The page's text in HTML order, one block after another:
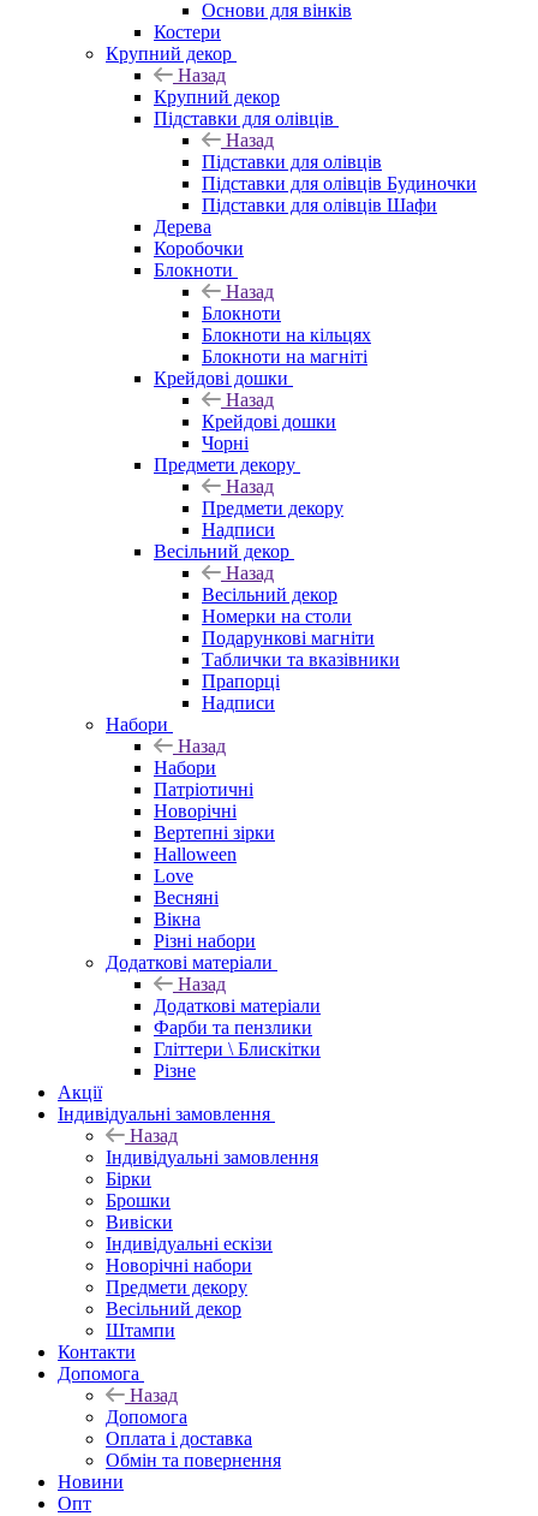
Основи для вінків
Костери
Крупний декор
Назад
Крупний декор
Підставки для олівців
Назад
Підставки для олівців
Підставки для олівців Будиночки
Підставки для олівців Шафи
Дерева
Коробочки
Блокноти
Назад
Блокноти
Блокноти на кільцях
Блокноти на магніті
Крейдові дошки
Назад
Крейдові дошки
Чорні
Предмети декору
Назад
Предмети декору
Надписи
Весільний декор
Назад
Весільний декор
Номерки на столи
Подарункові магніти
Таблички та вказівники
Прапорці
Надписи
Набори
Назад
Набори
Патріотичні
Новорічні
Вертепні зірки
Halloween
Love
Весняні
Вікна
Різні набори
Додаткові матеріали
Назад
Додаткові матеріали
Фарби та пензлики
Гліттери \ Блискітки
Різне
Акції
Індивідуальні замовлення
Назад
Індивідуальні замовлення
Бірки
Брошки
Вивіски
Індивідуальні ескізи
Новорічні набори
Предмети декору
Весільний декор
Штампи
Контакти
Допомога
Назад
Допомога
Оплата і доставка
Обмін та повернення
Новини
Опт